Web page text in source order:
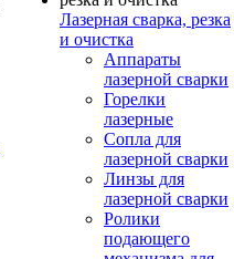
Лазерная сварка, резка
и очистка
Аппараты
лазерной сварки
Горелки
лазерные
Сопла для
лазерной сварки
Линзы для
лазерной сварки
Ролики
подающего